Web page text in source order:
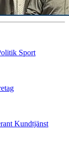
Sport
Kundtjänst